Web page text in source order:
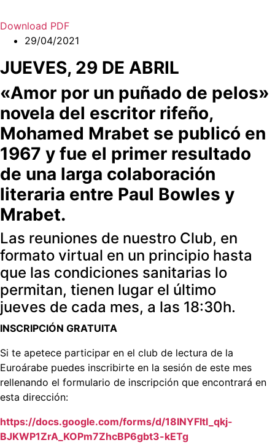
Download PDF
29/04/2021
JUEVES, 29 DE ABRIL
«Amor por un puñado de pelos»
novela del escritor rifeño,
Mohamed Mrabet se publicó en
1967 y fue el primer resultado
de una larga colaboración
literaria entre Paul Bowles y
Mrabet.
Las reuniones de nuestro Club, en
formato virtual en un principio hasta
que las condiciones sanitarias lo
permitan, tienen lugar el último
jueves de cada mes, a las 18:30h.
INSCRIPCIÓN GRATUITA
Si te apetece participar en el club de lectura de la
Euroárabe puedes inscribirte en la sesión de este mes
rellenando el formulario de inscripción que encontrará en
esta dirección:
https://docs.google.com/forms/d/18INYFItl_qkj-
BJKWP1ZrA_KOPm7ZhcBP6gbt3-kETg